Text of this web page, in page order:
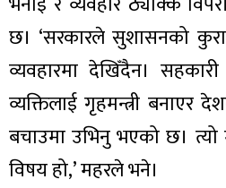
छ। ‘सरकारले सुशासनको
व्यवहारमा देखिँदैन।
व्यक्तिलाई गृहमन्त्री बनाएर
बचाउमा उभिनु भएको छ।
विषय हो,’ महरले भने।